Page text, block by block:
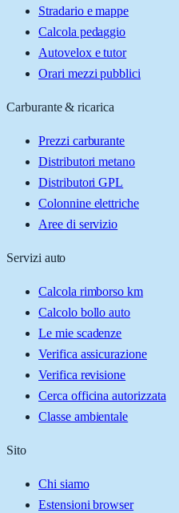
Stradario e mappe
Calcola pedaggio
Autovelox e tutor
Orari mezzi pubblici
Carburante & ricarica
Prezzi carburante
Distributori metano
Distributori GPL
Colonnine elettriche
Aree di servizio
Servizi auto
Calcola rimborso km
Calcolo bollo auto
Le mie scadenze
Verifica assicurazione
Verifica revisione
Cerca officina autorizzata
Classe ambientale
Sito
Chi siamo
Estensioni browser